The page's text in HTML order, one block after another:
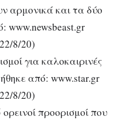
αρμονικά και τα δύο
www.newsbeast.gr
8/20)
για καλοκαιρινές
από: www.star.gr
8/20)
προορισμοί που